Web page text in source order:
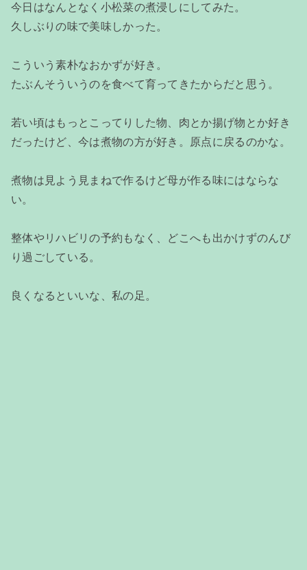
今日はなんとなく小松菜の煮浸しにしてみた。
久しぶりの味で美味しかった。
こういう素朴なおかずが好き。
たぶんそういうのを食べて育ってきたからだと思う。
若い頃はもっとこってりした物、肉とか揚げ物とか好き
だったけど、今は煮物の方が好き。原点に戻るのかな。
煮物は見よう見まねで作るけど母が作る味にはならな
い。
整体やリハビリの予約もなく、どこへも出かけずのんび
り過ごしている。
良くなるといいな、私の足。